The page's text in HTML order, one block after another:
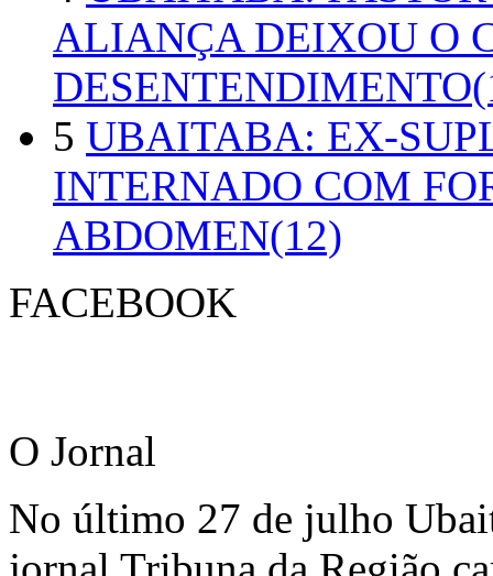
ALIANÇA DEIXOU O
5 UBAITABA: EX-
INTERNADO COM
ABDOMEN(12)
FACEBOOK
O Jornal
No último 27 de julho